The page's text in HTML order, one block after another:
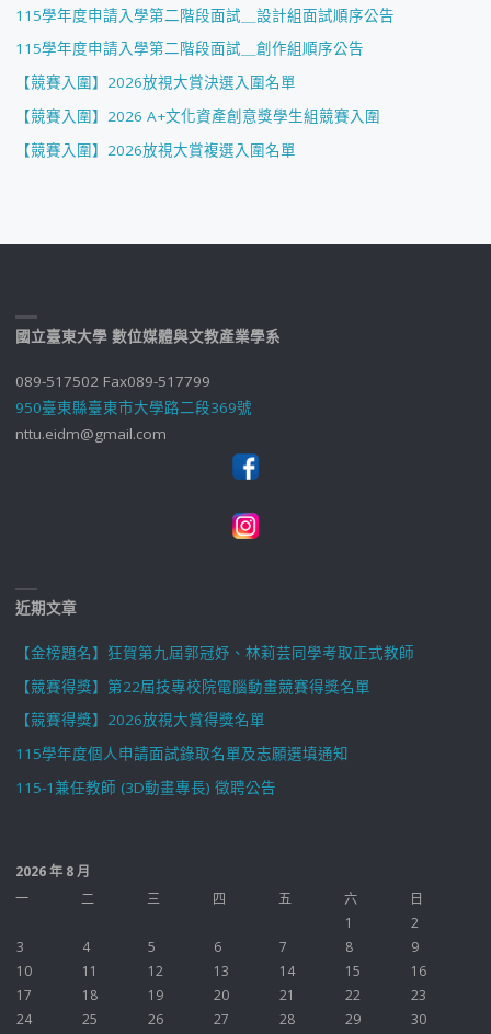
115學年度申請入學第二階段面試＿設計組面試順序公告
115學年度申請入學第二階段面試＿創作組順序公告
【競賽入圍】2026放視大賞決選入圍名單
【競賽入圍】2026 A+文化資產創意獎學生組競賽入圍
【競賽入圍】2026放視大賞複選入圍名單
國立臺東大學 數位媒體與文教產業學系
089-517502 Fax089-517799
950臺東縣臺東市大學路二段369號
nttu.eidm@gmail.com
近期文章
【金榜題名】狂賀第九屆郭冠妤、林莉芸同學考取正式教師
【競賽得獎】第22屆技專校院電腦動畫競賽得獎名單
【競賽得獎】2026放視大賞得獎名單
115學年度個人申請面試錄取名單及志願選填通知
115-1兼任教師 (3D動畫專長) 徵聘公告
2026 年 8 月
一
二 三 四 五 六
日
1
2
3
4 5 6 7 8
9
10
11 12 13 14 15
16
17
18 19 20 21 22
23
24
25 26 27 28 29
30